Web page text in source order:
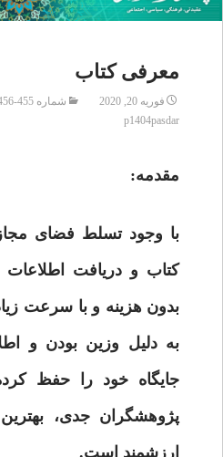
معرفی کتاب
فوریه 20, 2020
شماره 455-456-دی و بهمن 1398
p1404pasdar
مقدمه:
با وجود تسلط فضای
کتاب و دریافت اطلاعات
بدون هزینه و با سرعت
به دلیل وزین بودن و
جایگاه خود را حفظ
پژوهشگران جدی،
ارزشمند است.